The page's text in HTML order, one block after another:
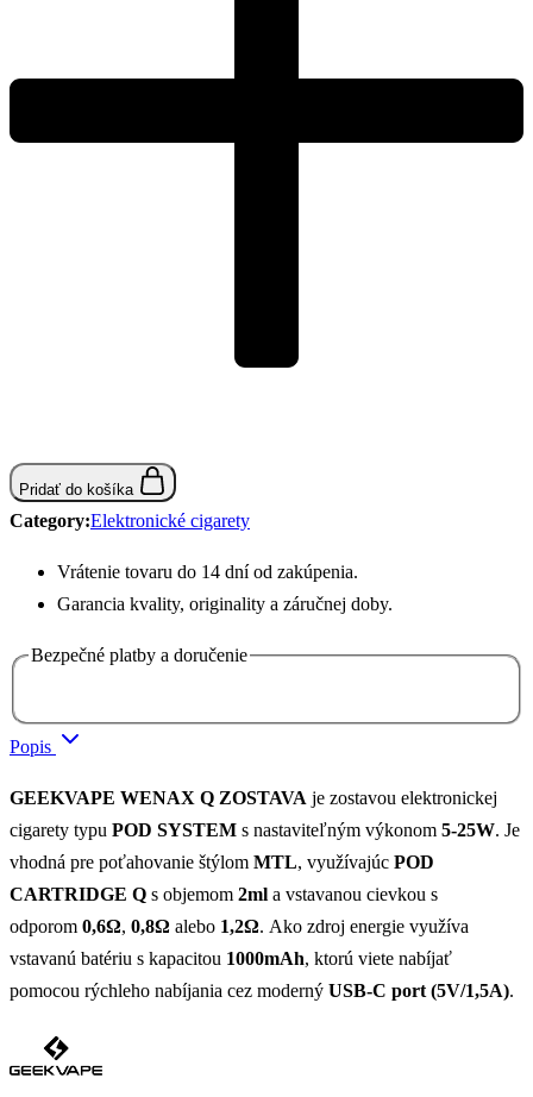
Pridať do košíka
Category:Elektronické cigarety
Vrátenie tovaru do 14 dní od zakúpenia.
Garancia kvality, originality a záručnej doby.
Bezpečné platby a doručenie
Popis
GEEKVAPE WENAX Q ZOSTAVA je zostavou elektronickej
cigarety typu POD SYSTEM s nastaviteľným výkonom 5-25W. Je
vhodná pre poťahovanie štýlom MTL, využívajúc POD
CARTRIDGE Q s objemom 2ml a vstavanou cievkou s
odporom 0,6Ω, 0,8Ω alebo 1,2Ω. Ako zdroj energie využíva
vstavanú batériu s kapacitou 1000mAh, ktorú viete nabíjať
pomocou rýchleho nabíjania cez moderný USB-C port (5V/1,5A).